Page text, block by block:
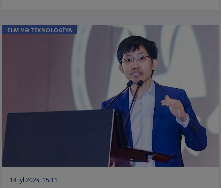
ELM VƏ TEXNOLOGİYA
14 iyl 2026, 15:11